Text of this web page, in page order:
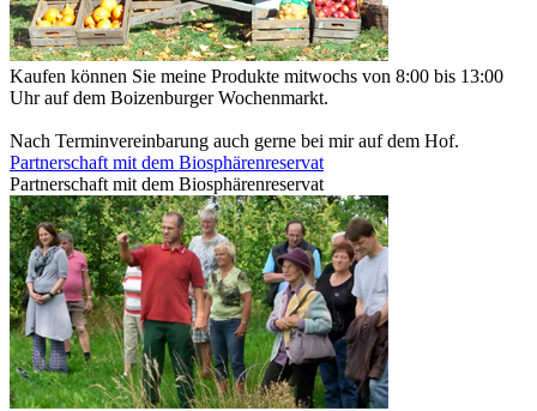
Kaufen können Sie meine Produkte mitwochs von 8:00 bis 13:00
Uhr auf dem Boizenburger Wochenmarkt.
Nach Terminvereinbarung auch gerne bei mir auf dem Hof.
Partnerschaft mit dem Biosphärenreservat
Partnerschaft mit dem Biosphärenreservat